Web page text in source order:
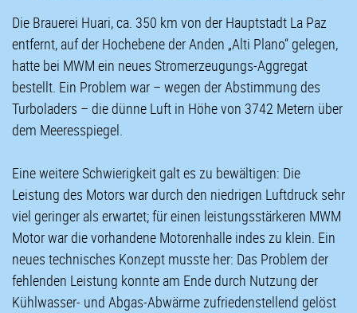
Die Brauerei Huari, ca. 350 km von der Hauptstadt La Paz
entfernt, auf der Hochebene der Anden „Alti Plano“ gelegen,
hatte bei MWM ein neues Stromerzeugungs-Aggregat
bestellt. Ein Problem war – wegen der Abstimmung des
Turboladers – die dünne Luft in Höhe von 3742 Metern über
dem Meeresspiegel.
Eine weitere Schwierigkeit galt es zu bewältigen: Die
Leistung des Motors war durch den niedrigen Luftdruck sehr
viel geringer als erwartet; für einen leistungsstärkeren MWM
Motor war die vorhandene Motorenhalle indes zu klein. Ein
neues technisches Konzept musste her: Das Problem der
fehlenden Leistung konnte am Ende durch Nutzung der
Kühlwasser- und Abgas-Abwärme zufriedenstellend gelöst